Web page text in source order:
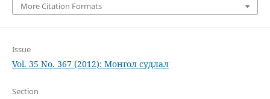
More Citation Formats
Issue
Vol. 35 No. 367 (2012): Монгол судлал
Section